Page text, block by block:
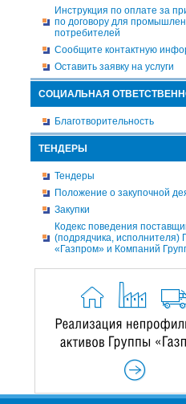
Инструкция по оплате за
по договору для
потребителей
Сообщите контактную
Оставить заявку на услуги
СОЦИАЛЬНАЯ
Благотворительность
ТЕНДЕРЫ
Тендеры
Положение о закупочной
Закупки
Кодекс поведения
(подрядчика, исполнителя)
«Газпром» и Компаний